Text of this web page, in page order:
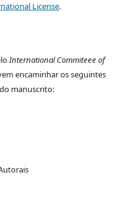
License.
International Commiteee of
encaminhar os seguintes
manuscrito: